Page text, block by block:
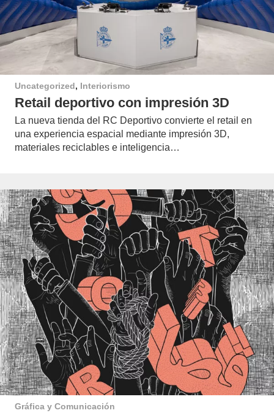
Uncategorized, Interiorismo
Retail deportivo con impresión 3D
La nueva tienda del RC Deportivo convierte el retail en
una experiencia espacial mediante impresión 3D,
materiales reciclables e inteligencia…
Gráfica y Comunicación